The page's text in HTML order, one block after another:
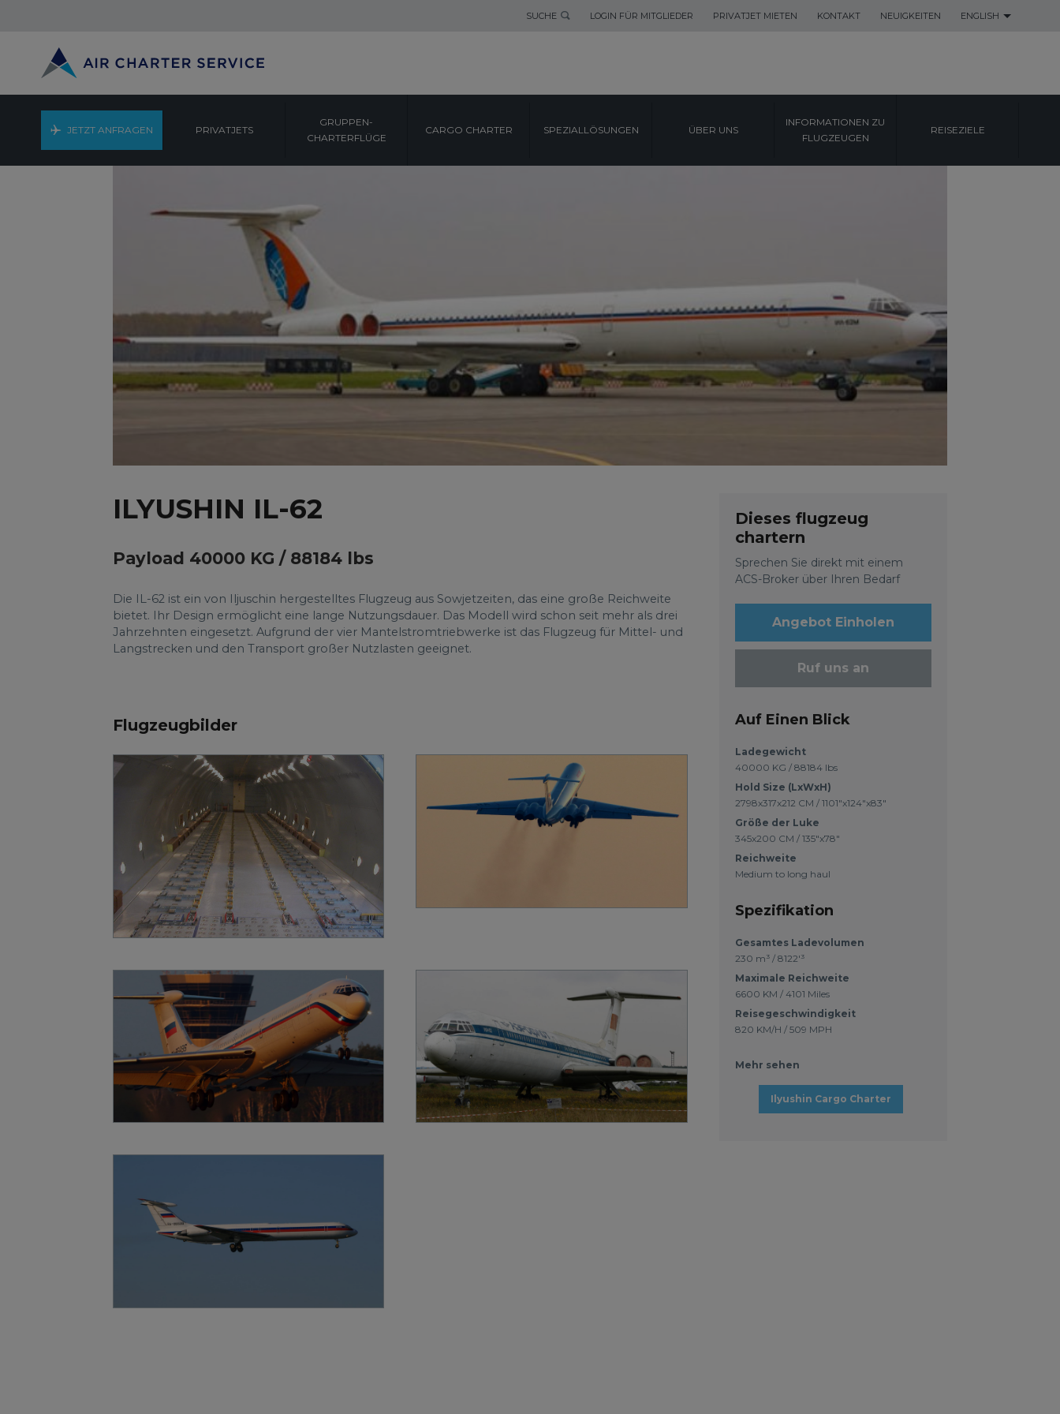
SUCHE LOGIN FÜR MITGLIEDER PRIVATJET MIETEN KONTAKT NEUIGKEITEN ENGLISH
JETZT ANFRAGEN PRIVATJETS
GRUPPEN-
CHARTERFLÜGE
CARGO CHARTER SPEZIALLÖSUNGEN ÜBER UNS
INFORMATIONEN ZU
FLUGZEUGEN
REISEZIELE
ILYUSHIN IL-62
Payload 40000 KG / 88184 lbs
Die IL-62 ist ein von Iljuschin hergestelltes Flugzeug aus Sowjetzeiten, das eine große Reichweite
bietet. Ihr Design ermöglicht eine lange Nutzungsdauer. Das Modell wird schon seit mehr als drei
Jahrzehnten eingesetzt. Aufgrund der vier Mantelstromtriebwerke ist das Flugzeug für Mittel- und
Langstrecken und den Transport großer Nutzlasten geeignet.
Flugzeugbilder
Dieses flugzeug
chartern
Sprechen Sie direkt mit einem
ACS-Broker über Ihren Bedarf
Angebot Einholen
Ruf uns an
Auf Einen Blick
Ladegewicht
40000 KG / 88184 lbs
Hold Size (LxWxH)
2798x317x212 CM / 1101"x124"x83"
Größe der Luke
345x200 CM / 135"x78"
Reichweite
Medium to long haul
Spezifikation
Gesamtes Ladevolumen
230 m³ / 8122'³
Maximale Reichweite
6600 KM / 4101 Miles
Reisegeschwindigkeit
820 KM/H / 509 MPH
Mehr sehen
Ilyushin Cargo Charter